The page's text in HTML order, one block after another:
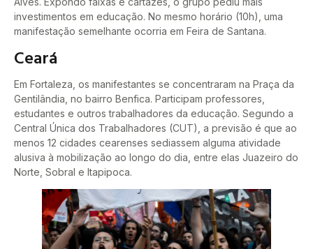
investimentos em educação. No mesmo horário (10h), uma
manifestação semelhante ocorria em Feira de Santana.
Ceará
Em Fortaleza, os manifestantes se concentraram na Praça da
Gentilândia, no bairro Benfica. Participam professores,
estudantes e outros trabalhadores da educação. Segundo a
Central Única dos Trabalhadores (CUT), a previsão é que ao
menos 12 cidades cearenses sediassem alguma atividade
alusiva à mobilização ao longo do dia, entre elas Juazeiro do
Norte, Sobral e Itapipoca.